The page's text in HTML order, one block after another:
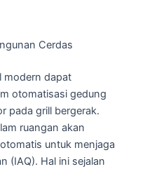
Cerdas
modern dapat
otomatisasi gedung
pada grill bergerak.
ruangan akan
untuk menjaga
(IAQ). Hal ini sejalan